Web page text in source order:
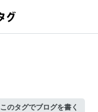
このタグでブログを書く